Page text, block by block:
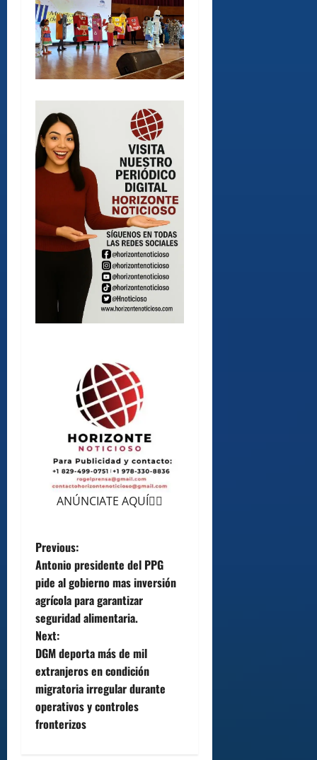
ANÚNCIATE AQUÍ👆🏻
P
o
s
t
n
a
v
Previous:
Antonio presidente del PPG
pide al gobierno mas inversión
agrícola para garantizar
seguridad alimentaria.
Next:
DGM deporta más de mil
extranjeros en condición
migratoria irregular durante
operativos y controles
fronterizos